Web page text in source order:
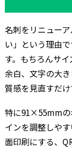
名刺をリニュー
い」という理由
す。もちろんサ
余白、文字の大
質感を見直すだけ
特に91×55mmの
インを調整しや
面印刷にする、